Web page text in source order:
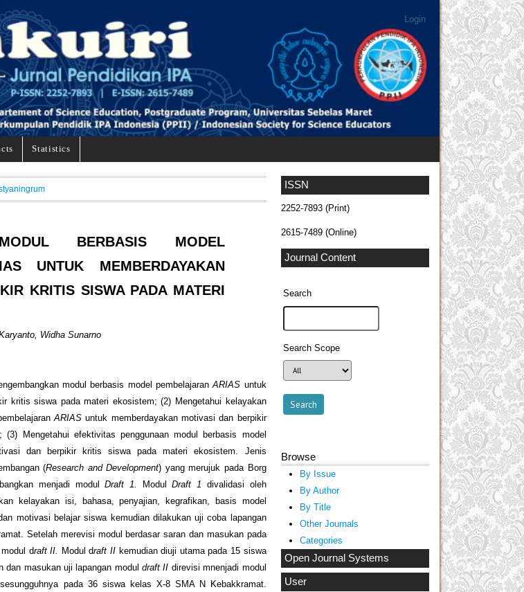
Login
Statistics
ISSN
2252-7893 (Print)
2615-7489 (Online)
Journal Content
Search
Search Scope
Browse
By Issue
By Author
By Title
Other Journals
Categories
Open Journal Systems
User
BERBASIS MODEL
UNTUK MEMBERDAYAKAN
KRITIS SISWA PADA MATERI
Widha Sunarno
modul berbasis model pembelajaranARIAS untuk
kritis siswa pada materi ekosistem; (2) Mengetahui kelayakan
ARIASuntuk memberdayakan motivasi dan berpikir
Mengetahui efektivitas penggunaan modul berbasis model
dan berpikir kritis siswa pada materi ekosistem. Jenis
(Research and Development) yang merujuk pada Borg
menjadi modulDraft 1. ModulDraft 1 divalidasi oleh
kelayakan isi, bahasa, penyajian, kegrafikan, basis model
motivasi belajar siswa kemudian dilakukan uji coba lapangan
Setelah merevisi modul berdasar saran dan masukan pada
draft II. Modul draft II kemudian diuji utama pada 15 siswa
dan masukan uji lapangan moduldraft II direvisi mnenjadi modul
pada 36 siswa kelas X-8 SMA N Kebakkramat.